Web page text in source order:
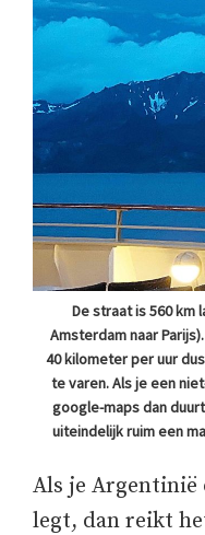
De straat is 560 km
Amsterdam naar
40 kilometer per uur
te varen. Als je een
google-maps dan
uiteindelijk ruim een
Als je Argentinië
legt, dan reikt